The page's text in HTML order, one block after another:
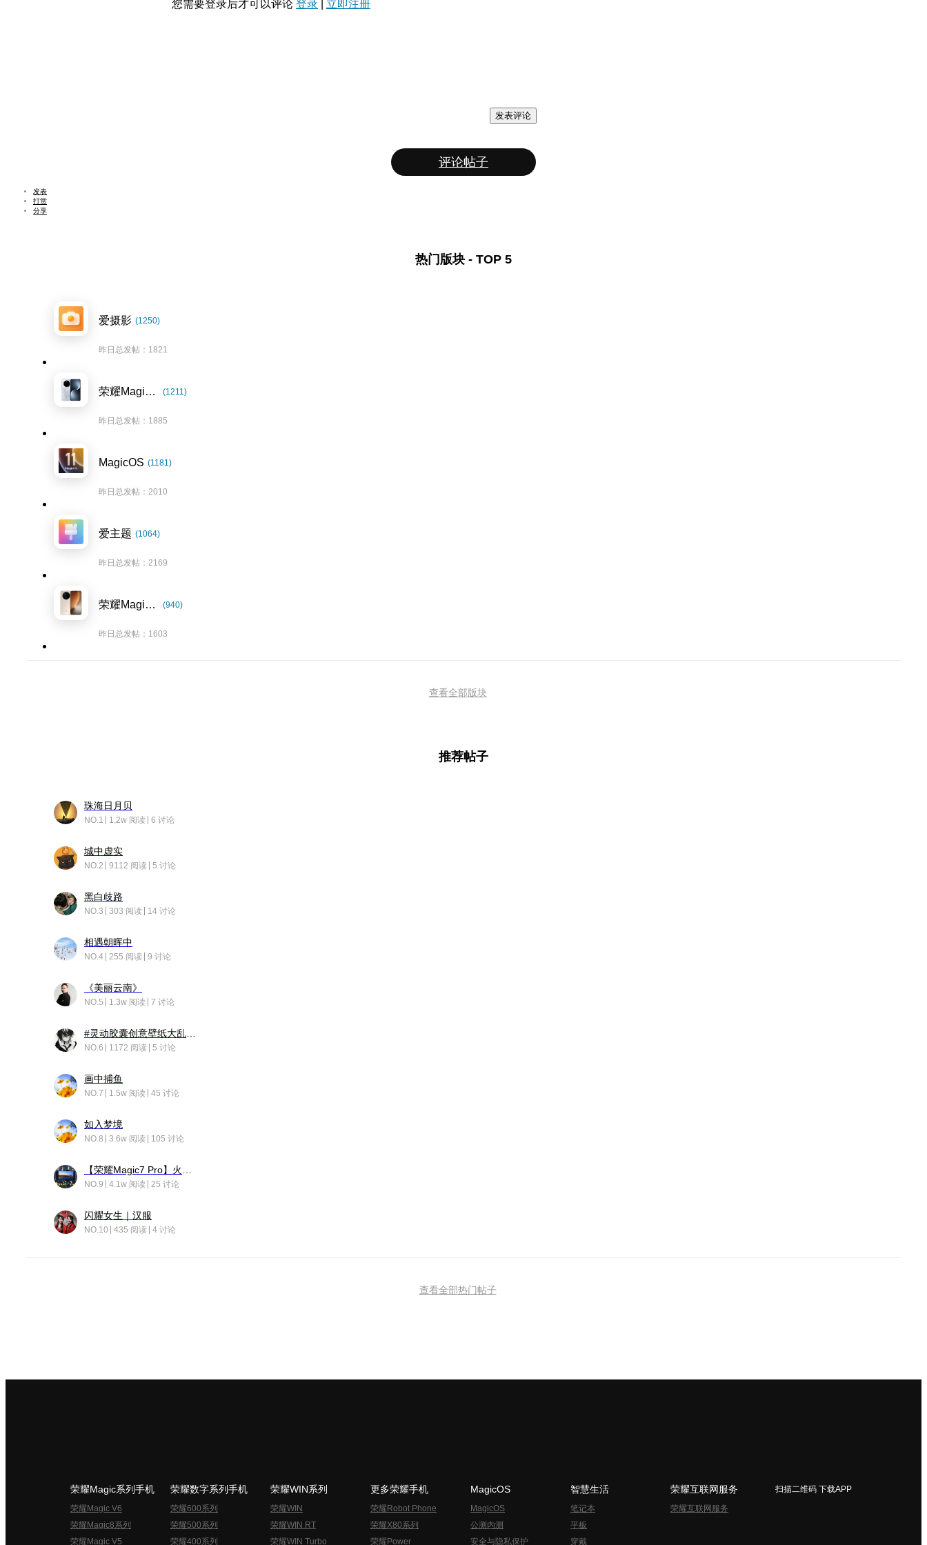
您需要登录后才可以评论 登录 立即注册
发表评论
评论帖子
发表
打赏
分享
热门版块 - TOP 5
爱摄影 (1250)
昨日总发帖：1821
荣耀Magic7系列 (1211)
昨日总发帖：1885
MagicOS (1181)
昨日总发帖：2010
爱主题 (1064)
昨日总发帖：2169
荣耀Magic8系列 (940)
昨日总发帖：1603
查看全部版块
推荐帖子
珠海日月贝
NO.1 1.2w 阅读 6 讨论
城中虚实
NO.2 9112 阅读 5 讨论
黑白歧路
NO.3 303 阅读 14 讨论
相遇朝晖中
NO.4 255 阅读 9 讨论
《美丽云南》
NO.5 1.3w 阅读 7 讨论
NO.6 1172 阅读 5 讨论
画中捕鱼
NO.7 1.5w 阅读 45 讨论
如入梦境
NO.8 3.6w 阅读 105 讨论
NO.9 4.1w 阅读 25 讨论
闪耀女生｜汉服
NO.10 435 阅读 4 讨论
查看全部热门帖子
荣耀Magic系列手机
荣耀Magic V6
荣耀Magic8系列
荣耀Magic V5
荣耀数字系列手机
荣耀600系列
荣耀500系列
荣耀400系列
荣耀WIN系列
荣耀WIN
荣耀WIN RT
荣耀WIN Turbo
更多荣耀手机
荣耀Robot Phone
荣耀X80系列
荣耀Power
MagicOS
MagicOS
公测内测
安全与隐私保护
智慧生活
笔记本
平板
穿戴
荣耀互联网服务
荣耀互联网服务
扫描二维码 下载APP